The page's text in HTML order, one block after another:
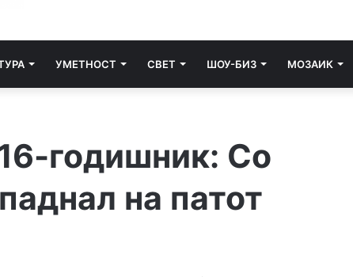
УМЕТНОСТ СВЕТ ШОУ-БИЗ МОЗАИК
годишник: Со
на патот